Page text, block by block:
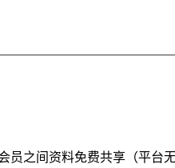
之间资料免费共享（平台